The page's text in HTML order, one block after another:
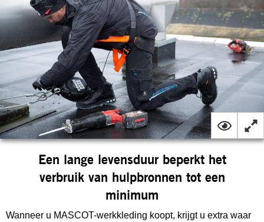
Een lange levensduur beperkt het
verbruik van hulpbronnen tot een
minimum
Wanneer u MASCOT-werkkleding koopt, krijgt u extra waar